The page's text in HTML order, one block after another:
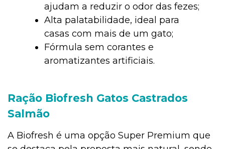
ajudam a reduzir o odor das fezes;
Alta palatabilidade, ideal para
casas com mais de um gato;
Fórmula sem corantes e
aromatizantes artificiais.
Ração Biofresh Gatos Castrados
Salmão
A Biofresh é uma opção Super Premium que